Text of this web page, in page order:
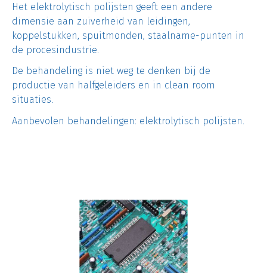
Het elektrolytisch polijsten geeft een andere
dimensie aan zuiverheid van leidingen,
koppelstukken, spuitmonden, staalname-punten in
de procesindustrie.
De behandeling is niet weg te denken bij de
productie van halfgeleiders en in clean room
situaties.
Aanbevolen behandelingen: elektrolytisch polijsten.